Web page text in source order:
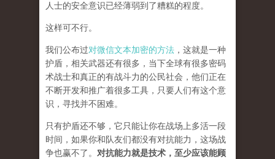
人士的安全意识已经薄弱到了糟糕的程度。
这样可不行。
我们公布过对微信文本加密的方法 ，这就是一种
护盾，相关武器还有很多，当下全球有很多密码
术战士和真正的有战斗力的公民社会，他们正在
不断开发和推广着很多工具，只要人们有这个意
识，寻找并不困难。
只有护盾还不够，它只能让你在战场上多活一段
时间，如果你和队友们都没有对抗能力，这场战
争也赢不了。 对抗能力就是技术，至少应该能顾